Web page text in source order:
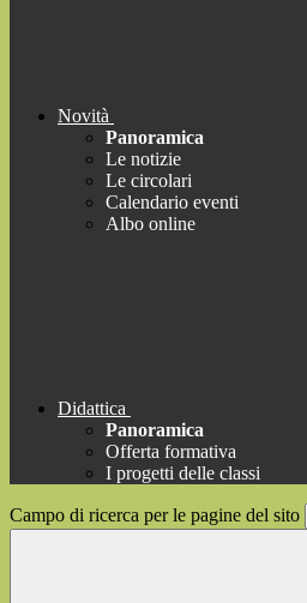
Novità
Panoramica
Le notizie
Le circolari
Calendario eventi
Albo online
Didattica
Panoramica
Offerta formativa
I progetti delle classi
Campo di ricerca per le pagine del sito